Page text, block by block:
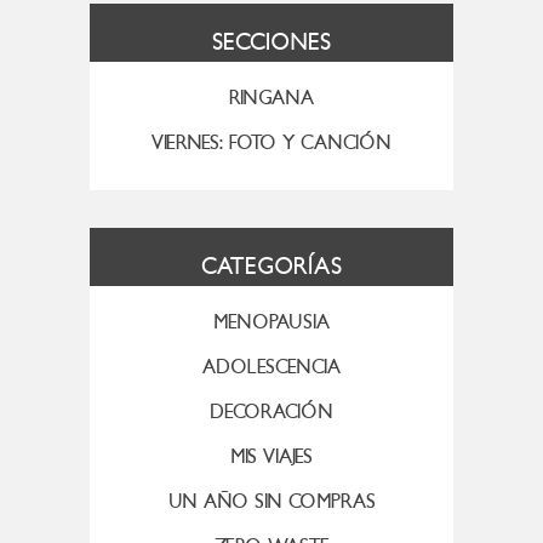
SECCIONES
RINGANA
VIERNES: FOTO Y CANCIÓN
CATEGORÍAS
MENOPAUSIA
ADOLESCENCIA
DECORACIÓN
MIS VIAJES
UN AÑO SIN COMPRAS